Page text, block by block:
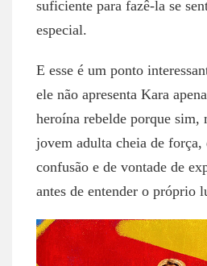
suficiente para fazê-la se
especial.
E esse é um ponto
ele não apresenta Kara
heroína rebelde porque sim,
jovem adulta cheia de força,
confusão e de vontade de
antes de entender o próprio